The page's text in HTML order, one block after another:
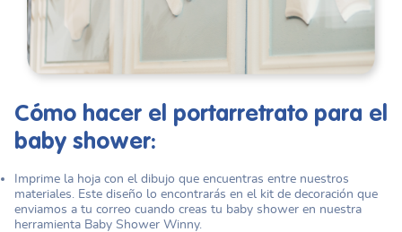
Cómo hacer el portarretrato para el
baby shower:
Imprime la hoja con el dibujo que encuentras entre nuestros
materiales. Este diseño lo encontrarás en el kit de decoración que
enviamos a tu correo cuando creas tu baby shower en nuestra
herramienta Baby Shower Winny.